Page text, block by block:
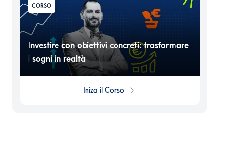
CORSO
Investire con obiettivi concreti: trasformare
i sogni in realtà
Iniza ilCorso